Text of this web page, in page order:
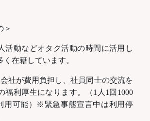
＞
活動などオタク活動の時間に活用し
在籍しています。
会社が費用負担し、社員同士の交流を
福利厚生になります。（1人1回1000
用可能）※緊急事態宣言中は利用停